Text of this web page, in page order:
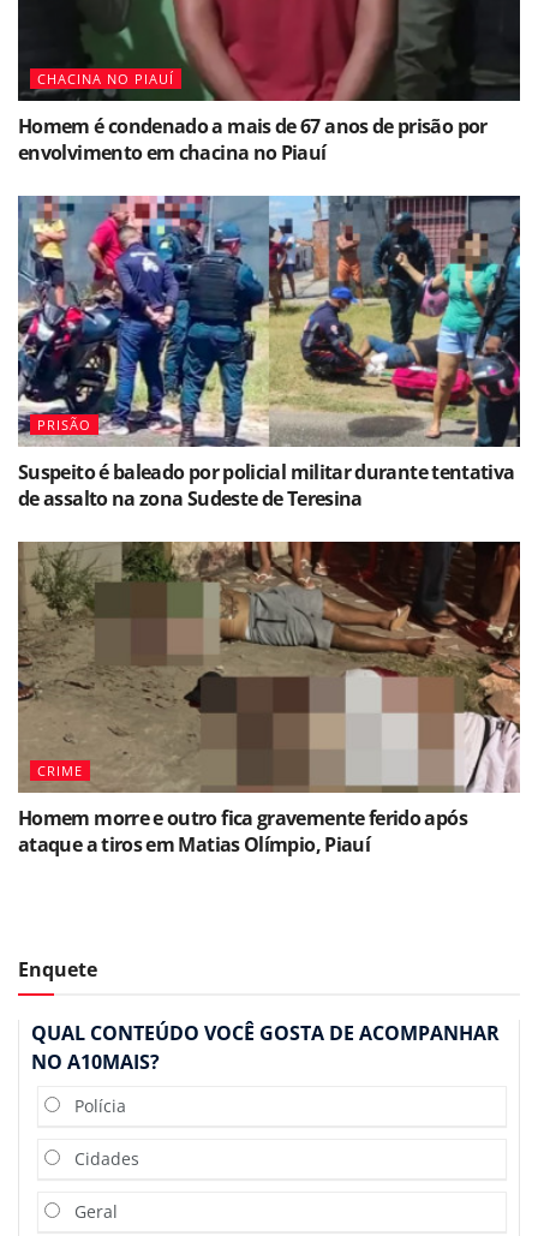
CHACINA NO PIAUÍ
Homem é condenado a mais de 67 anos de prisão por
envolvimento em chacina no Piauí
PRISÃO
Suspeito é baleado por policial militar durante tentativa
de assalto na zona Sudeste de Teresina
CRIME
Homem morre e outro fica gravemente ferido após
ataque a tiros em Matias Olímpio, Piauí
Enquete
QUAL CONTEÚDO VOCÊ GOSTA DE ACOMPANHAR
NO A10MAIS?
Polícia
Cidades
Geral